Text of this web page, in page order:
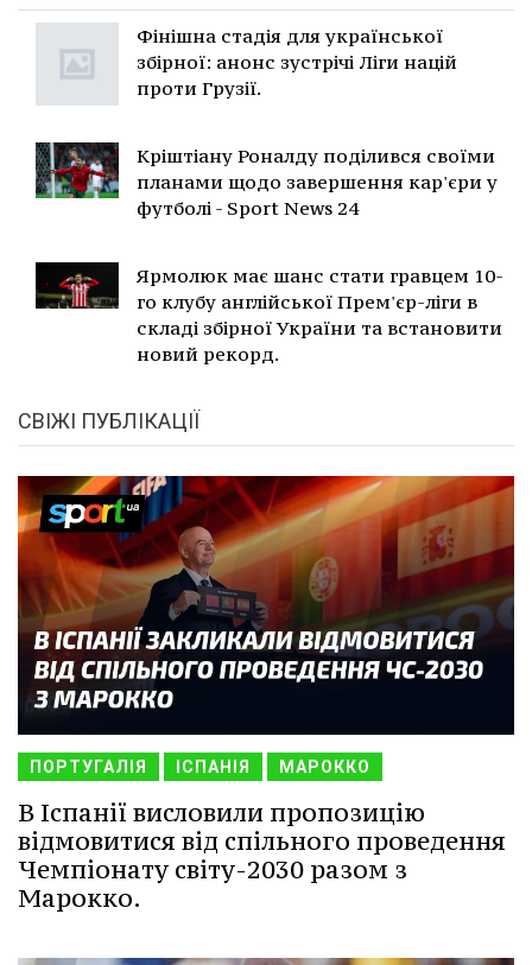
Фінішна стадія для української
збірної: анонс зустрічі Ліги націй
проти Грузії.
Кріштіану Роналду поділився своїми
планами щодо завершення кар'єри у
футболі - Sport News 24
Ярмолюк має шанс стати гравцем 10-
го клубу англійської Прем'єр-ліги в
складі збірної України та встановити
новий рекорд.
СВІЖІ ПУБЛІКАЦІЇ
ПОРТУГАЛІЯ ІСПАНІЯ МАРОККО
В Іспанії висловили пропозицію
відмовитися від спільного проведення
Чемпіонату світу-2030 разом з
Марокко.